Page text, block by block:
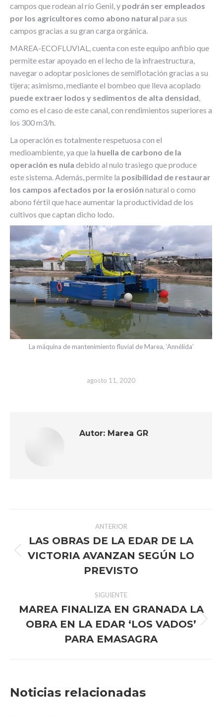
campos que rodean al río Genil, y podrán ser empleados
por los agricultores como abono natural para sus
campos gracias a su gran carga orgánica.
MAREA-ECOFLUVIAL, cuenta con este equipo anfibio que
permite estar apoyado en el lecho de la infraestructura,
navegar o adoptar posiciones de semiflotación gracias a su
tijera; asimismo, mediante el bombeo que lleva acoplado
puede extraer lodos y sedimentos de alta densidad,
como es el caso de este canal, con rendimientos superiores a
los 300 m3/h.
La operación es totalmente respetuosa con el
medioambiente, ya que la huella de carbono de la
operación es nula debido al nulo trasiego que produce
este sistema. Además, permite la posibilidad de restaurar
los campos afectados por la erosión natural o como
abono fértil que hace aumentar la productividad de los
cultivos que captan dicho lodo.
La máquina de mantenimiento fluvial de Marea, ‘Annélida’
agosto 11, 2020
Autor: Marea GR
Navegación
entre
publicaciones
ANTERIOR
Publicación
anterior:
LAS OBRAS DE LA EDAR DE LA
VICTORIA AVANZAN SEGÚN LO
PREVISTO
SIGUIENTE
Publicación
siguiente:
MAREA FINALIZA EN GRANADA LA
OBRA EN LA EDAR ‘LOS VADOS’
PARA EMASAGRA
Noticias relacionadas